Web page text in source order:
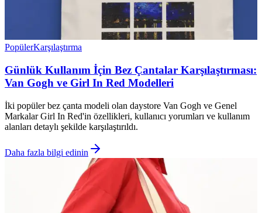
PopülerKarşılaştırma
Günlük Kullanım İçin Bez Çantalar Karşılaştırması:
Van Gogh ve Girl In Red Modelleri
İki popüler bez çanta modeli olan daystore Van Gogh ve Genel
Markalar Girl In Red'in özellikleri, kullanıcı yorumları ve kullanım
alanları detaylı şekilde karşılaştırıldı.
Daha fazla bilgi edinin